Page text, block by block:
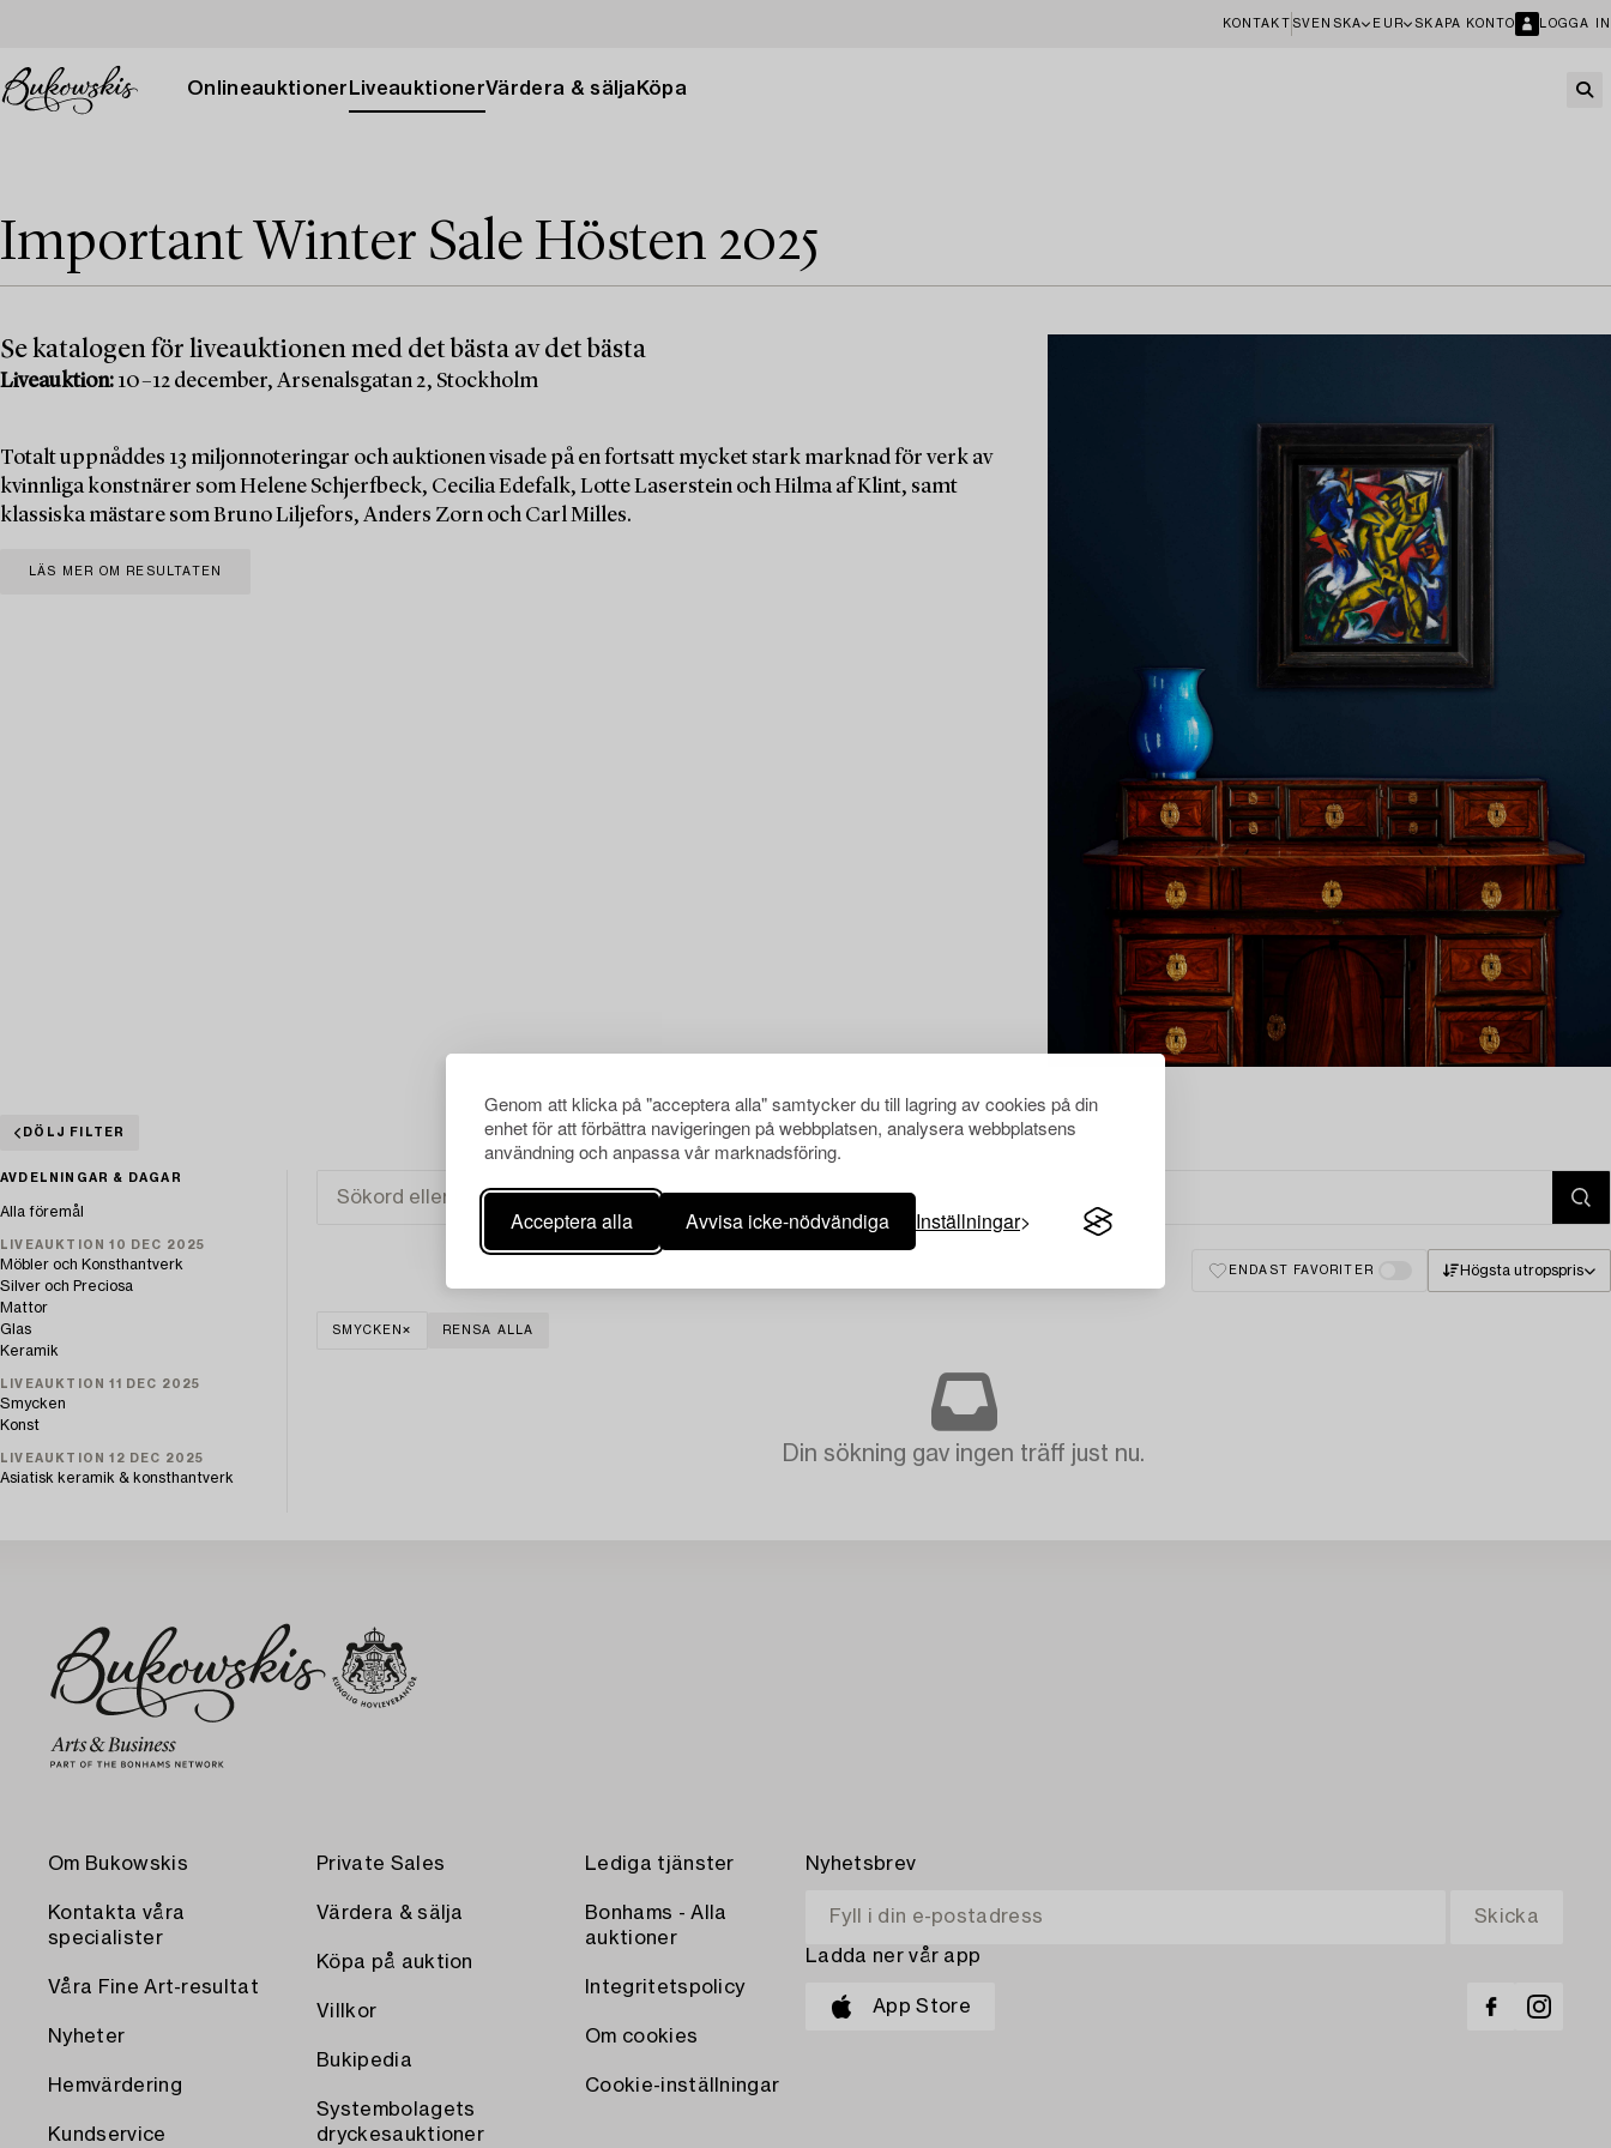
Genom att klicka på "acceptera alla" samtycker du till lagring av cookies på din
enhet för att förbättra navigeringen på webbplatsen, analysera webbplatsens
användning och anpassa vår marknadsföring.
Acceptera alla Avvisa icke-nödvändiga Inställningar
KONTAKT SVENSKA EUR SKAPA KONTO LOGGA IN
Onlineauktioner LiveauktionerVärdera & sälja Köpa
Important Winter Sale Hösten 2025
Se katalogen för liveauktionen med det bästa av det bästa
Liveauktion: 10–12 december, Arsenalsgatan 2, Stockholm
Totalt uppnåddes 13 miljonnoteringar och auktionen visade på en fortsatt mycket stark marknad för verk av
kvinnliga konstnärer som Helene Schjerfbeck, Cecilia Edefalk, Lotte Laserstein och Hilma af Klint, samt
klassiska mästare som Bruno Liljefors, Anders Zorn och Carl Milles.
LÄS MER OM RESULTATEN
DÖLJ FILTER
AVDELNINGAR & DAGAR
Alla föremål
LIVEAUKTION 10 DEC 2025
Möbler och Konsthantverk
Silver och Preciosa
Mattor
Glas
Keramik
LIVEAUKTION 11 DEC 2025
Smycken
Konst
LIVEAUKTION 12 DEC 2025
Asiatisk keramik & konsthantverk
ENDAST FAVORITER Högsta utropspris
SMYCKEN RENSA ALLA
Din sökning gav ingen träff just nu.
Om Bukowskis
Kontakta våra
specialister
Våra Fine Art-resultat
Nyheter
Hemvärdering
Kundservice
Private Sales
Värdera & sälja
Köpa på auktion
Villkor
Bukipedia
Systembolagets
dryckesauktioner
Lediga tjänster
Bonhams - Alla
auktioner
Integritetspolicy
Om cookies
Cookie-inställningar
Nyhetsbrev
Ladda ner vår app
App Store